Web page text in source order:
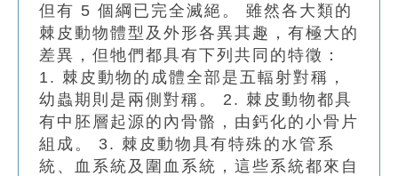
但有 5 個綱已完全滅絕。 雖然各大類的
棘皮動物體型及外形各異其趣，有極大的
差異，但牠們都具有下列共同的特徵：
1. 棘皮動物的成體全部是五輻射對稱，
幼蟲期則是兩側對稱。 2. 棘皮動物都具
有中胚層起源的內骨骼，由鈣化的小骨片
組成。 3. 棘皮動物具有特殊的水管系
統、血系統及圍血系統，這些系統都來自